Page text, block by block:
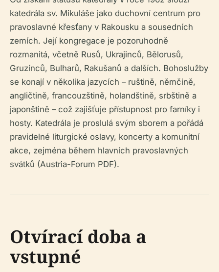
katedrála sv. Mikuláše jako duchovní centrum pro
pravoslavné křesťany v Rakousku a sousedních
zemích. Její kongregace je pozoruhodně
rozmanitá, včetně Rusů, Ukrajinců, Bělorusů,
Gruzínců, Bulharů, Rakušanů a dalších. Bohoslužby
se konají v několika jazycích – ruštině, němčině,
angličtině, francouzštině, holandštině, srbštině a
japonštině – což zajišťuje přístupnost pro farníky i
hosty. Katedrála je proslulá svým sborem a pořádá
pravidelné liturgické oslavy, koncerty a komunitní
akce, zejména během hlavních pravoslavných
svátků (Austria-Forum PDF).
Otvírací doba a
vstupné